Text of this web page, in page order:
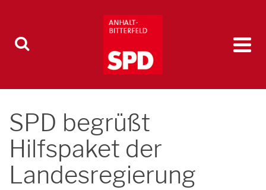
SPD begrüßt
Hilfspaket der
Landesregierung